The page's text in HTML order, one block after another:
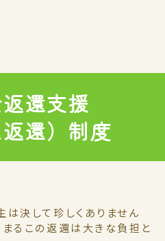
還支援
返還）制度
決して珍しくありません
るこの返還は大きな負担と